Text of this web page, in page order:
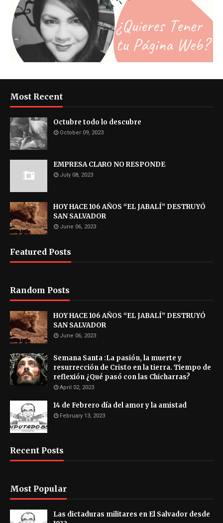
Most Recent
Octubre todo lo descubre
October 09, 2023
EMPRESA CLARO NO RESPONDE
July 08, 2023
HOY HACE 106 AÑOS “EL JABALÍ” DESTRUYÓ
SAN SALVADOR
June 06, 2023
Featured Posts
Random Posts
HOY HACE 106 AÑOS “EL JABALÍ” DESTRUYÓ
SAN SALVADOR
June 06, 2023
Semana Santa :La pasión, la muerte y
resurrección de Cristo en la tierra. Tiempo de
reflexión ¿Qué pasó con las Chicharras?
April 02, 2023
14 de Febrero día del amor y la amistad
February 13, 2023
Recent Posts
Most Popular
Las dictaduras militares en El Salvador desde